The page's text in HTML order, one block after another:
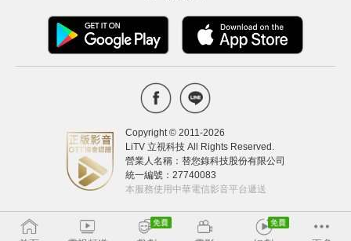
Copyright © 2011-2026
LiTV 立視科技 All Rights Reserved.
營業人名稱：替您錄科技股份有限公司
統一編號：27740083
本服務使用中華電信影音平台遞送